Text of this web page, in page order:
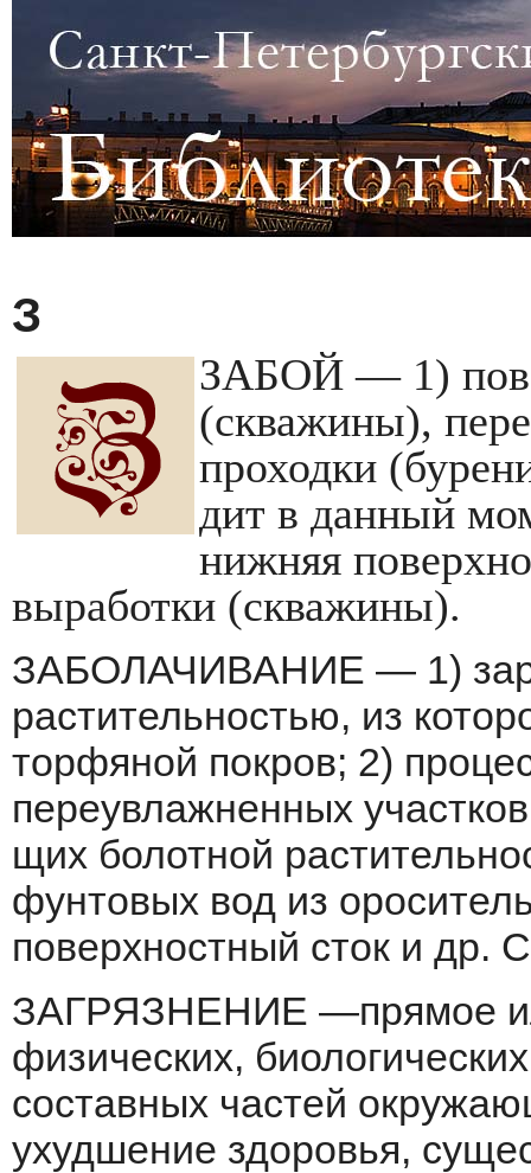
З
ЗАБОЙ — 1)
(скважины),
проходки
дит в данный
нижняя
выработки (скважины).
ЗАБОЛАЧИВАНИЕ — 1)
растительно­стью, из
торфяной покров; 2)
переувлажненных
щих болотной
фунтовых вод из
поверхностный сток и др.
ЗАГРЯЗНЕНИЕ —прямое
физических,
составных частей
ухудшение здоровья,